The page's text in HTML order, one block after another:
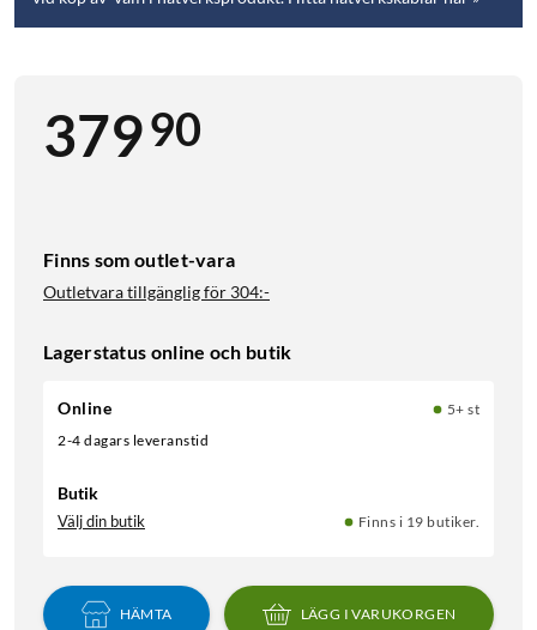
37990
Finns som outlet-vara
Outletvara tillgänglig för 304:-
Lagerstatus online och butik
Online
5+ st
2-4 dagars leveranstid
Butik
Välj din butik Finns i 19 butiker.
HÄMTA LÄGG I VARUKORGEN